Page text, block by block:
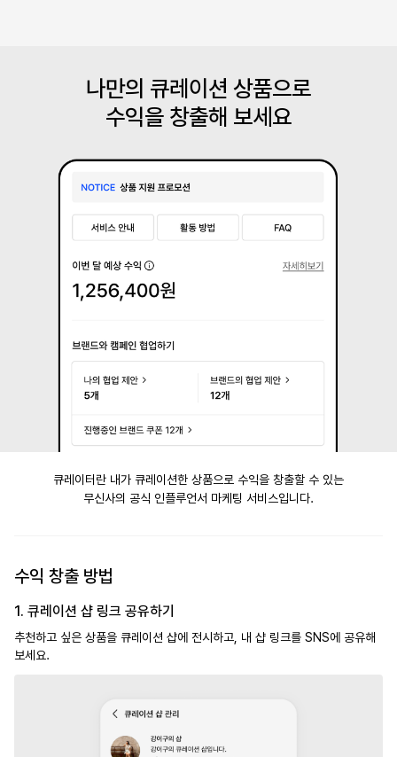
나만의 큐레이션 상품으로
수익을 창출해 보세요
큐레이터란 내가 큐레이션한 상품으로 수익을 창출할 수 있는
무신사의 공식 인플루언서 마케팅 서비스입니다.
수익 창출 방법
1. 큐레이션 샵 링크 공유하기
추천하고 싶은 상품을 큐레이션 샵에 전시하고, 내 샵 링크를 SNS에 공유해
보세요.